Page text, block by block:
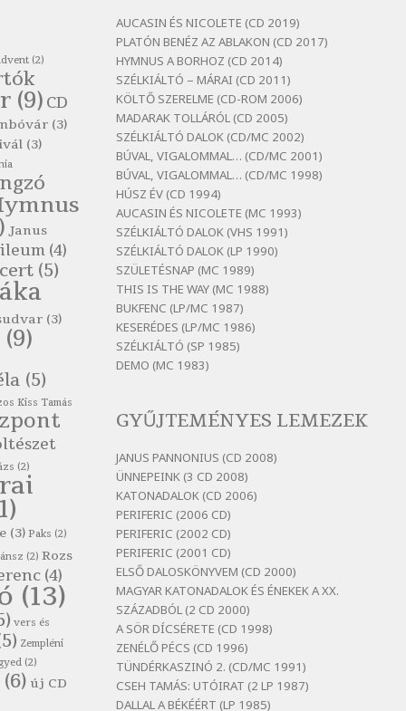
lélegzetvételnyi csöndben
Szélkiáltó
Bertók László: Az arcodra, ha
nem vigyázol
Szélkiáltó
Bertók László: Dinnye Döme
Szélkiáltó
Bertók László: Diófa-levélen
Szélkiáltó
Bertók László: El-elképzelem a
falansztert
Szélkiáltó
Bertók László: Elmenni kevés,
itt maradni sok
Szélkiáltó
Bertók László: Mintha már
pénteken vasárnap
Bertók László: Ó, az a hol volt
Szélkiáltó
Bertók László: Sárga őszi vers
Szélkiáltó
Bertók László: Vásáros
Szélkiáltó
Bertók László: Vizibolt
Szélkiáltó
Bornemissza Endre: Szitakötő
Szélkiáltó
Detlev von Liliencron:
Bölcsődal
AUCASIN ÉS NICOLETE (CD 2019)
PLATÓN BENÉZ AZ ABLAKON (CD 2017)
HYMNUS A BORHOZ (CD 2014)
SZÉLKIÁLTÓ – MÁRAI (CD 2011)
KÖLTŐ SZERELME (CD-ROM 2006)
MADARAK TOLLÁRÓL (CD 2005)
SZÉLKIÁLTÓ DALOK (CD/MC 2002)
BÚVAL, VIGALOMMAL… (CD/MC 2001)
BÚVAL, VIGALOMMAL… (CD/MC 1998)
HÚSZ ÉV (CD 1994)
AUCASIN ÉS NICOLETE (MC 1993)
SZÉLKIÁLTÓ DALOK (VHS 1991)
SZÉLKIÁLTÓ DALOK (LP 1990)
SZÜLETÉSNAP (MC 1989)
THIS IS THE WAY (MC 1988)
BUKFENC (LP/MC 1987)
KESERÉDES (LP/MC 1986)
SZÉLKIÁLTÓ (SP 1985)
DEMO (MC 1983)
GYŰJTEMÉNYES LEMEZEK
JANUS PANNONIUS (CD 2008)
ÜNNEPEINK (3 CD 2008)
KATONADALOK (CD 2006)
PERIFERIC (2006 CD)
PERIFERIC (2002 CD)
PERIFERIC (2001 CD)
ELSŐ DALOSKÖNYVEM (CD 2000)
MAGYAR KATONADALOK ÉS ÉNEKEK A XX.
SZÁZADBÓL (2 CD 2000)
A SÖR DÍCSÉRETE (CD 1998)
ZENÉLŐ PÉCS (CD 1996)
TÜNDÉRKASZINÓ 2. (CD/MC 1991)
CSEH TAMÁS: UTÓIRAT (2 LP 1987)
DALLAL A BÉKÉÉRT (LP 1985)
(2)
(9) CD
(3)
(3)
Janus
(4)
(5)
(3)
(9)
(5)
Kiss Tamás
(2)
(3) Paks (2)
(2) Rozs
(4)
(13)
vers és
Zempléni
(2)
(6) új CD